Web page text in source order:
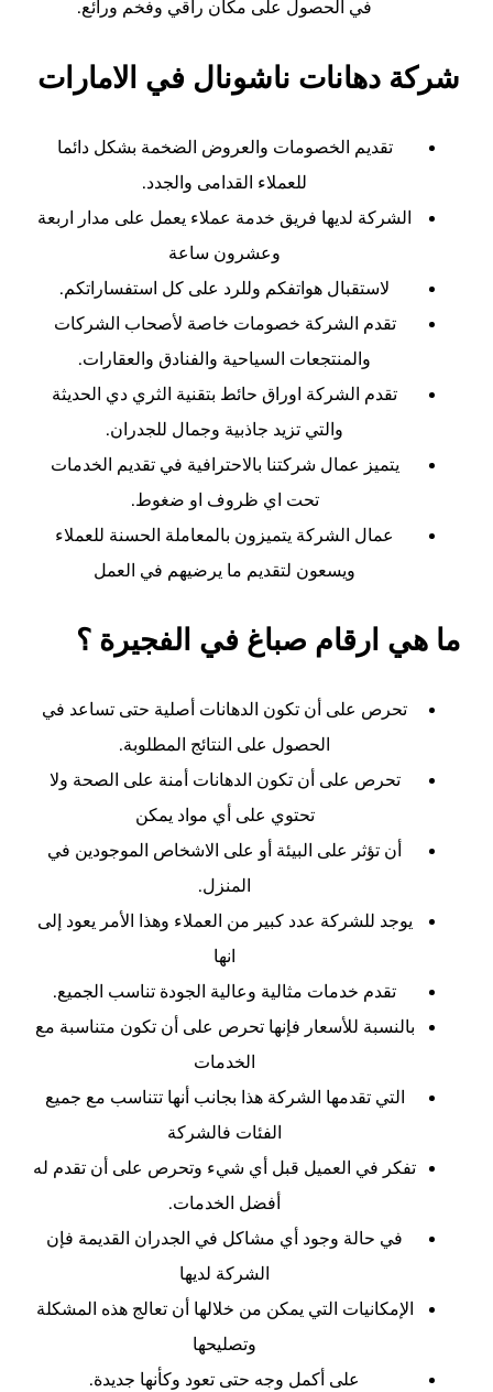
في الحصول على مكان راقي وفخم ورائع.
شركة دهانات ناشونال في الامارات
تقديم الخصومات والعروض الضخمة بشكل دائما
للعملاء القدامى والجدد.
الشركة لديها فريق خدمة عملاء يعمل على مدار اربعة
وعشرون ساعة
لاستقبال هواتفكم وللرد على كل استفساراتكم.
تقدم الشركة خصومات خاصة لأصحاب الشركات
والمنتجعات السياحية والفنادق والعقارات.
تقدم الشركة اوراق حائط بتقنية الثري دي الحديثة
والتي تزيد جاذبية وجمال للجدران.
يتميز عمال شركتنا بالاحترافية في تقديم الخدمات
تحت اي ظروف او ضغوط.
عمال الشركة يتميزون بالمعاملة الحسنة للعملاء
ويسعون لتقديم ما يرضيهم في العمل
ما هي ارقام صباغ في الفجيرة ؟
تحرص على أن تكون الدهانات أصلية حتى تساعد في
الحصول على النتائج المطلوبة.
تحرص على أن تكون الدهانات أمنة على الصحة ولا
تحتوي على أي مواد يمكن
أن تؤثر على البيئة أو على الاشخاص الموجودين في
المنزل.
يوجد للشركة عدد كبير من العملاء وهذا الأمر يعود إلى
انها
تقدم خدمات مثالية وعالية الجودة تناسب الجميع.
بالنسبة للأسعار فإنها تحرص على أن تكون متناسبة مع
الخدمات
التي تقدمها الشركة هذا بجانب أنها تتناسب مع جميع
الفئات فالشركة
تفكر في العميل قبل أي شيء وتحرص على أن تقدم له
أفضل الخدمات.
في حالة وجود أي مشاكل في الجدران القديمة فإن
الشركة لديها
الإمكانيات التي يمكن من خلالها أن تعالج هذه المشكلة
وتصليحها
على أكمل وجه حتى تعود وكأنها جديدة.